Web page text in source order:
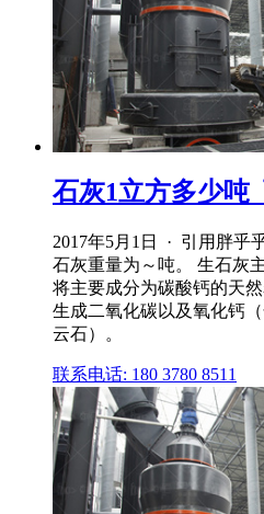
石灰1立方多少吨
2017年5月1日 · 引用胖乎
石灰重量为～吨。 生石灰
将主要成分为碳酸钙的天
生成二氧化碳以及氧化钙
云石）。
联系电话: 180 3780 8511